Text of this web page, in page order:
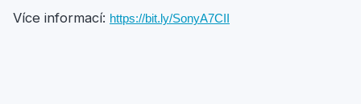
Více informací: https://bit.ly/SonyA7CII